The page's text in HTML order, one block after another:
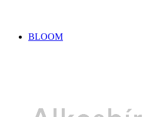
BLOOM